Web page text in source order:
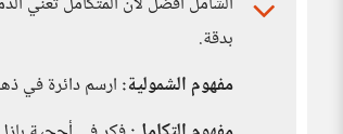
بدقة.
مفهوم الشمولية: ارسم دائرة في